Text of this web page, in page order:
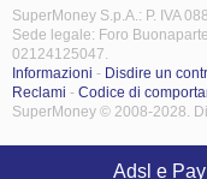
SuperMoney S.p.A.: P. IVA
Sede legale: Foro
02124125047.
Informazioni - Disdire un
Reclami - Codice di
SuperMoney © 2008-2028.
Adsl e